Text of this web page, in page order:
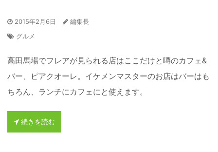
2015年2月6日
編集長
グルメ
高田馬場でフレアが見られる店はここだけと噂のカフェ&
バー、ピアクオーレ。イケメンマスターのお店はバーはも
ちろん、ランチにカフェにと使えます。
続きを読む